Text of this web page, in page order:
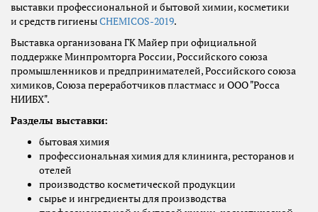
выставки профессиональной и бытовой химии, косметики
и средств гигиеныCHEMICOS-2019.
Выставка организована ГК Майер при официальной
поддержке Минпромторга России, Российского союза
промышленников и предпринимателей, Российского союза
химиков, Союза переработчиков пластмасс и ООО "Росса
НИИБХ".
Разделы выставки:
бытовая химия
профессиональная химия для клининга, ресторанов и
отелей
производство косметической продукции
сырье и ингредиенты для производства